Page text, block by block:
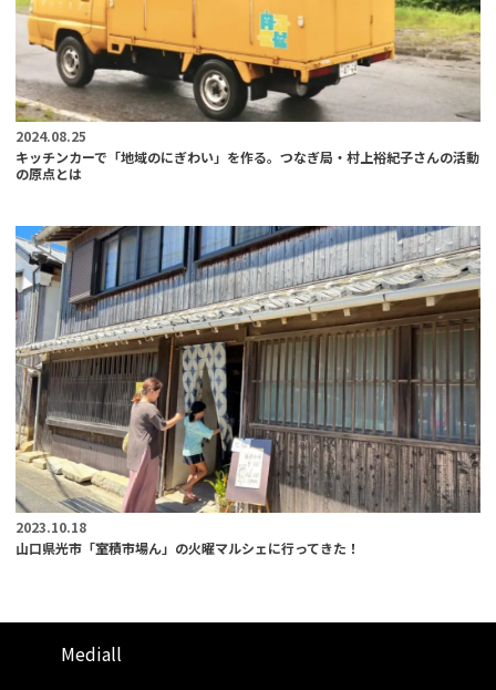
2024.08.25
キッチンカーで「地域のにぎわい」を作る。つなぎ局・村上裕紀子さんの活動
の原点とは
2023.10.18
山口県光市「室積市場ん」の火曜マルシェに行ってきた！
Mediall